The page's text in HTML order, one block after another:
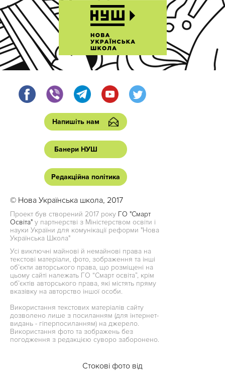
Напишіть нам
Банери НУШ
Редакційна політика
© Нова Українська школа, 2017
Проект був створений 2017 року ГО "Смарт
Освіта" у партнерстві з Міністерством освіти і
науки України для комунікації реформи "Нова
Українська Школа"
Усі виключні майнові й немайнові права на
текстові матеріали, фото, зображення та інші
об’єкти авторського права, що розміщені на
цьому сайті належать ГО “Смарт освіта”, крім
об’єктів авторського права, які містять пряму
вказівку на авторство іншої особи.
Використання текстових матеріалів сайту
дозволено лише з посиланням (для інтернет-
видань - гіперпосиланням) на джерело.
Використання фото та зображень без
погодження з редакцією суворо заборонено.
Стокові фото від